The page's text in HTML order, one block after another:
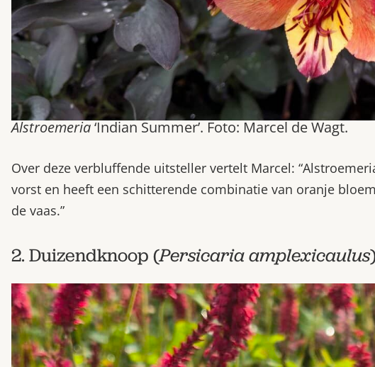
Alstroemeria‘Indian Summer’. Foto: Marcel de Wagt.
Over deze verbluffende uitsteller vertelt Marcel:
vorst en heeft een schitterende combinatie van oranje
de vaas.”
2. Duizendknoop (Persicaria amplexicaulus